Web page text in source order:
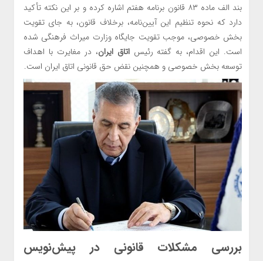
بند الف ماده ۸۳ قانون برنامه هفتم اشاره کرده و بر این نکته تأکید
دارد که نحوه تنظیم این آیین‌نامه، برخلاف قانون، به جای تقویت
بخش خصوصی، موجب تقویت جایگاه وزارت میراث فرهنگی شده
است. این اقدام، به گفته رئیساتاق ایران، در مغایرت با اهداف
توسعه بخش خصوصی و همچنین نقض حق قانونی اتاق ایران است.
بررسی مشکلات قانونی در پیش‌نویس